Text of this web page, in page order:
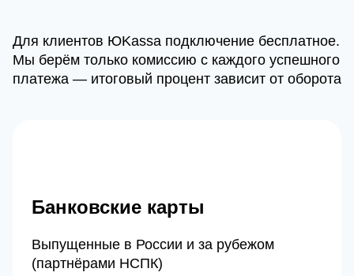
Для клиентов ЮKassa подключение бесплатное.
Мы берём только комиссию с каждого успешного
платежа — итоговый процент зависит от оборота
Банковские карты
Выпущенные в России и за рубежом
(партнёрами НСПК)